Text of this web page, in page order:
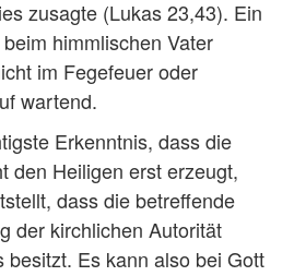
zusagte (Lukas 23,43). Ein
himmlischen Vater
im Fegefeuer oder
wartend.
Erkenntnis, dass die
den Heiligen erst erzeugt,
dass die betreffende
der kirchlichen Autorität
besitzt. Es kann also bei Gott